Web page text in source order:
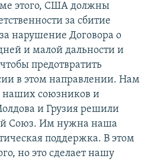
этого, США должны
за сбитие
нарушение Договора о
и малой дальности и
предотвратить
в этом направлении. Нам
наших союзников и
и Грузия решили
Союз. Им нужна наша
поддержка. В этом
но это сделает нашу